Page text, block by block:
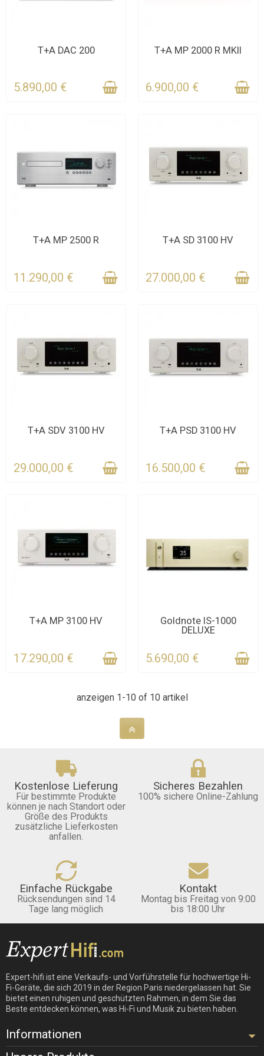
KONTAKTIEREN SIE UNS
T+A DAC 200
5.890,00 €
KONTAKTIEREN SIE UNS
T+A MP 2000 R MKII
6.900,00 €
KONTAKTIEREN SIE UNS
T+A MP 2500 R
11.290,00 €
KONTAKTIEREN SIE UNS
T+A SD 3100 HV
27.000,00 €
KONTAKTIEREN SIE UNS
T+A SDV 3100 HV
29.000,00 €
KONTAKTIEREN SIE UNS
T+A PSD 3100 HV
16.500,00 €
KONTAKTIEREN SIE UNS
T+A MP 3100 HV
17.290,00 €
KONTAKTIEREN SIE UNS
Goldnote IS-1000
DELUXE
5.690,00 €
anzeigen 1-10 of 10 artikel
Kostenlose Lieferung
Für bestimmte Produkte
können je nach Standort oder
Größe des Produkts
zusätzliche Lieferkosten
anfallen.
Sicheres Bezahlen
100% sichere Online-Zahlung
Einfache Rückgabe
Rücksendungen sind 14
Tage lang möglich
Kontakt
Montag bis Freitag von 9:00
bis 18:00 Uhr
Expert-hifi ist eine Verkaufs- und Vorführstelle für hochwertige Hi-
Fi-Geräte, die sich 2019 in der Region Paris niedergelassen hat. Sie
bietet einen ruhigen und geschützten Rahmen, in dem Sie das
Beste entdecken können, was Hi-Fi und Musik zu bieten haben.
Informationen